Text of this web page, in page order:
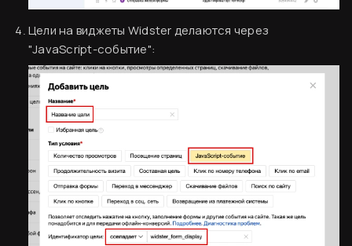
Цели на виджеты Widster делаются через
"JavaScript-событие":